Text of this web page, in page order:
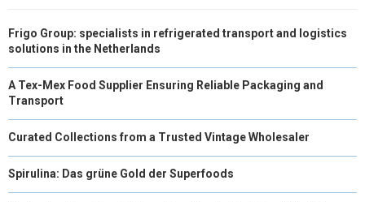
Frigo Group: specialists in refrigerated transport and logistics
solutions in the Netherlands
A Tex-Mex Food Supplier Ensuring Reliable Packaging and
Transport
Curated Collections from a Trusted Vintage Wholesaler
Spirulina: Das grüne Gold der Superfoods